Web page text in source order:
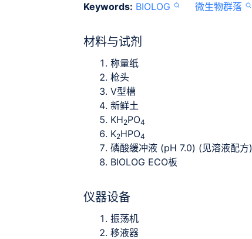
Keywords: BIOLOG 微生物群落
材料与试剂
称量纸
枪头
V型槽
新鲜土
KH2PO4
K2HPO4
磷酸缓冲液 (pH 7.0) (见溶液配方)
BIOLOG ECO板
仪器设备
振荡机
移液器